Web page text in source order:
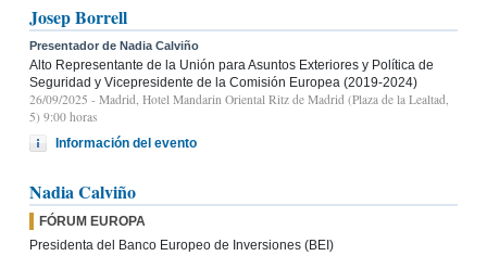
Josep Borrell
Presentador de Nadia Calviño
Alto Representante de la Unión para Asuntos Exteriores y Política de
Seguridad y Vicepresidente de la Comisión Europea (2019-2024)
26/09/2025 - Madrid, Hotel Mandarin Oriental Ritz de Madrid (Plaza de la Lealtad,
5) 9:00 horas
Información del evento
Nadia Calviño
FÓRUM EUROPA
Presidenta del Banco Europeo de Inversiones (BEI)